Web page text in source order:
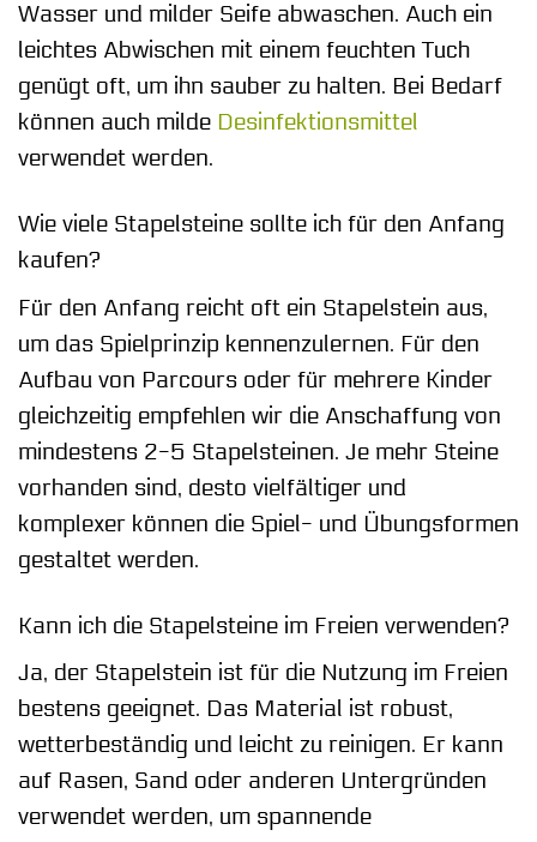
Wasser und milder Seife abwaschen. Auch ein
leichtes Abwischen mit einem feuchten Tuch
genügt oft, um ihn sauber zu halten. Bei Bedarf
können auch milde Desinfektionsmittel
verwendet werden.
Wie viele Stapelsteine sollte ich für den Anfang
kaufen?
Für den Anfang reicht oft ein Stapelstein aus,
um das Spielprinzip kennenzulernen. Für den
Aufbau von Parcours oder für mehrere Kinder
gleichzeitig empfehlen wir die Anschaffung von
mindestens 2-5 Stapelsteinen. Je mehr Steine
vorhanden sind, desto vielfältiger und
komplexer können die Spiel- und Übungsformen
gestaltet werden.
Kann ich die Stapelsteine im Freien verwenden?
Ja, der Stapelstein ist für die Nutzung im Freien
bestens geeignet. Das Material ist robust,
wetterbeständig und leicht zu reinigen. Er kann
auf Rasen, Sand oder anderen Untergründen
verwendet werden, um spannende